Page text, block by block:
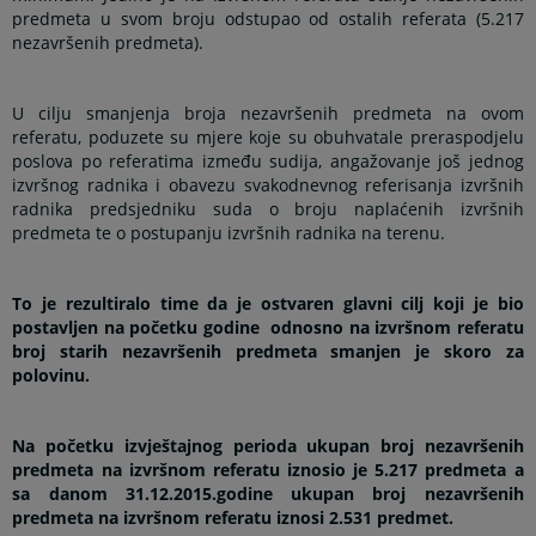
predmeta u svom broju odstupao od ostalih referata (5.217
nezavršenih predmeta).
U cilju smanjenja broja nezavršenih predmeta na ovom
referatu, poduzete su mjere koje su obuhvatale preraspodjelu
poslova po referatima između sudija, angažovanje još jednog
izvršnog radnika i obavezu svakodnevnog referisanja izvršnih
radnika predsjedniku suda o broju naplaćenih izvršnih
predmeta te o postupanju izvršnih radnika na terenu.
To je rezultiralo time da je ostvaren glavni cilj koji je bio
postavljen na početku godine odnosno na izvršnom referatu
broj starih nezavršenih predmeta smanjen je skoro za
polovinu.
Na početku izvještajnog perioda ukupan broj nezavršenih
predmeta na izvršnom referatu iznosio je 5.217 predmeta a
sa danom 31.12.2015.godine ukupan broj nezavršenih
predmeta na izvršnom referatu iznosi 2.531 predmet.